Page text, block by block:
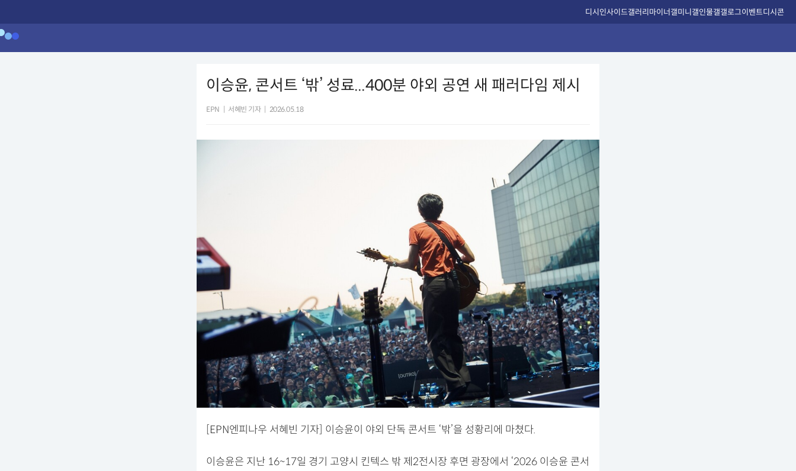
디시인사이드갤러리마이너갤미니갤인물갤갤로그이벤트디시콘
이승윤, 콘서트 ‘밖’ 성료...400분 야외 공연 새 패러다임 제시
EPN 서혜빈 기자 2026.05.18
[EPN엔피나우 서혜빈 기자] 이승윤이 야외 단독 콘서트 ‘밖’을 성황리에 마쳤다.
이승윤은 지난 16~17일 경기 고양시 킨텍스 밖 제2전시장 후면 광장에서 ‘2026 이승윤 콘서